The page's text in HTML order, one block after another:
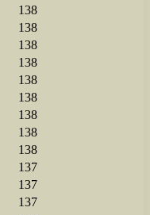
138
138
138
138
138
138
138
138
138
137
137
137